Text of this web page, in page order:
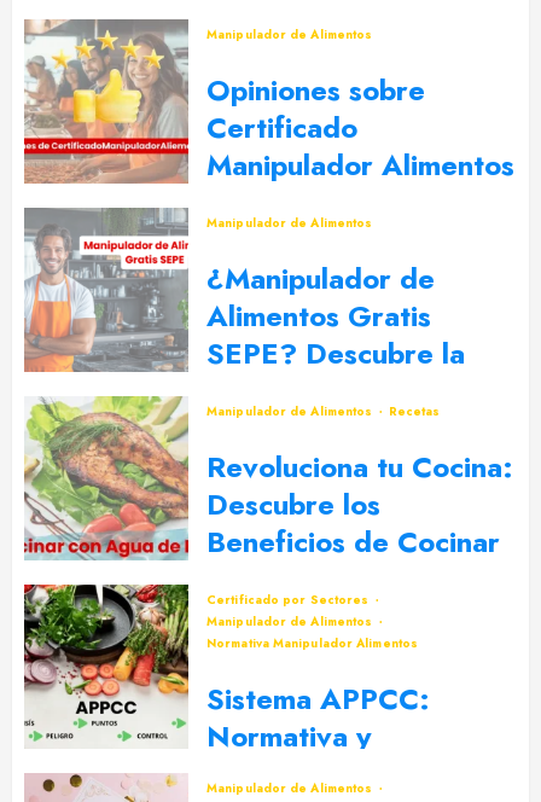
Manipulador de Alimentos
Opiniones sobre
Certificado
Manipulador Alimentos
Manipulador de Alimentos
¿Manipulador de
Alimentos Gratis
SEPE? Descubre la
Manipulador de Alimentos Recetas
Revoluciona tu Cocina:
Descubre los
Beneficios de Cocinar
30 DE JULIO DE 2024 0
Certificado por Sectores
Manipulador de Alimentos
Normativa Manipulador Alimentos
Sistema APPCC:
Normativa y
Legislación
Manipulador de Alimentos